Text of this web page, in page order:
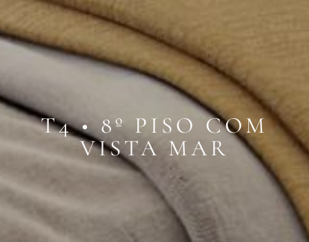
T4 • 8º PISO COM
VISTA MAR